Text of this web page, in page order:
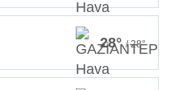
28° / 28°